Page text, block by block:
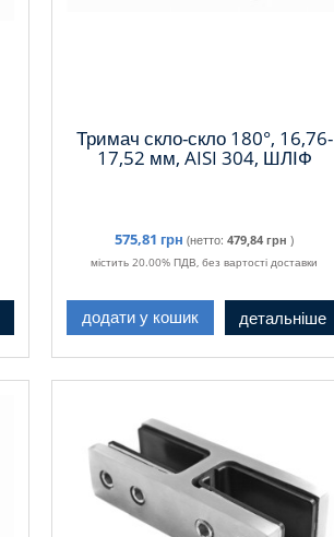
Тримач скло-скло 180°, 16,76-
17,52 мм, AISI 304, ШЛІФ
575,81 грн (нетто: 479,84 грн )
містить 20.00% ПДВ, без вартості доставки
додати у кошик детальніше